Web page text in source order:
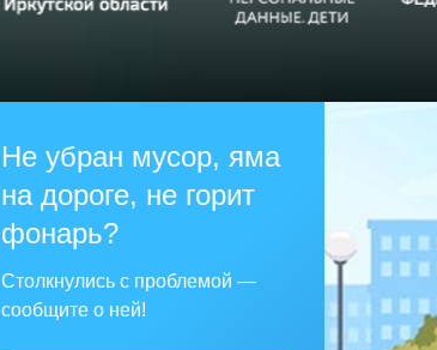
Не убран мусор, яма
на дороге, не горит
фонарь?
Столкнулись с проблемой —
сообщите о ней!